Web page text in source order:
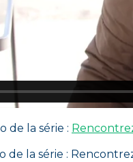
de la série :
de la série :